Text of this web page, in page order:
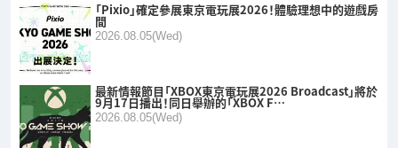
「Pixio」確定參展東京電玩展2026！體驗理想中的遊戲房
間
2026.08.05(Wed)
最新情報節目「XBOX東京電玩展2026 Broadcast」將於
9月17日播出！同日舉辦的「XBOX F…
2026.08.05(Wed)